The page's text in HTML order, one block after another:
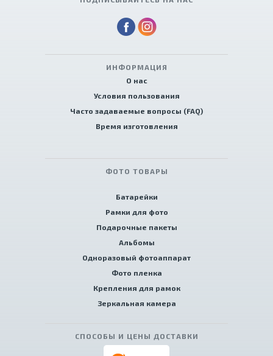
ИНФОРМАЦИЯ
О нас
Условия пользования
Часто задаваемые вопросы (FAQ)
Время изготовления
ФОТО ТОВАРЫ
Батарейки
Рамки для фото
Подарочные пакеты
Альбомы
Одноразовый фотоаппарат
Фото пленка
Крепления для рамок
Зеркальная камера
СПОСОБЫ И ЦЕНЫ ДОСТАВКИ